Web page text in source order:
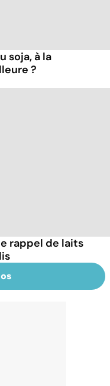
soja, à la
?
rappel de laits